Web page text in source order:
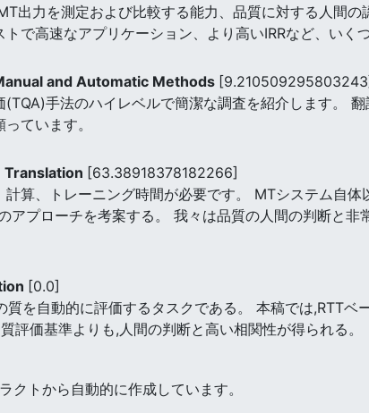
出力を測定および比較する能力、品質に対する人間の
で高速なアプリケーション、より高いIRRなど、いく
and Automatic Methods
手法のハイレベルで簡潔な調査を紹介します。
ています。
[63.38918378182266]
算、トレーニング時間が必要です。 MTシステム自体
アプローチを考案する。 我々は品質の人間の判断と非
[0.0]
を自動的に評価するタスクである。 本稿では,RTTベ
価基準よりも,人間の判断と高い相関性が得られる。
トから自動的に作成しています。